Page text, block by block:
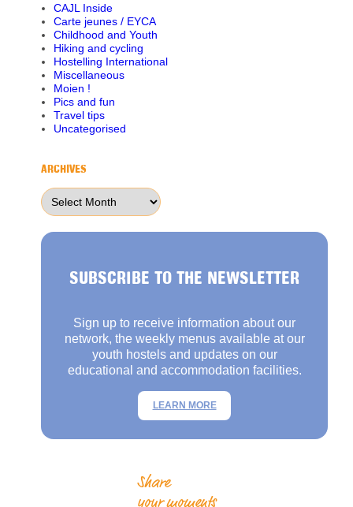
CAJL Inside
Carte jeunes / EYCA
Childhood and Youth
Hiking and cycling
Hostelling International
Miscellaneous
Moien !
Pics and fun
Travel tips
Uncategorised
ARCHIVES
Archives
SUBSCRIBE TO THE NEWSLETTER
Sign up to receive information about our
network, the weekly menus available at our
youth hostels and updates on our
educational and accommodation facilities.
LEARN MORE
Share
your moments